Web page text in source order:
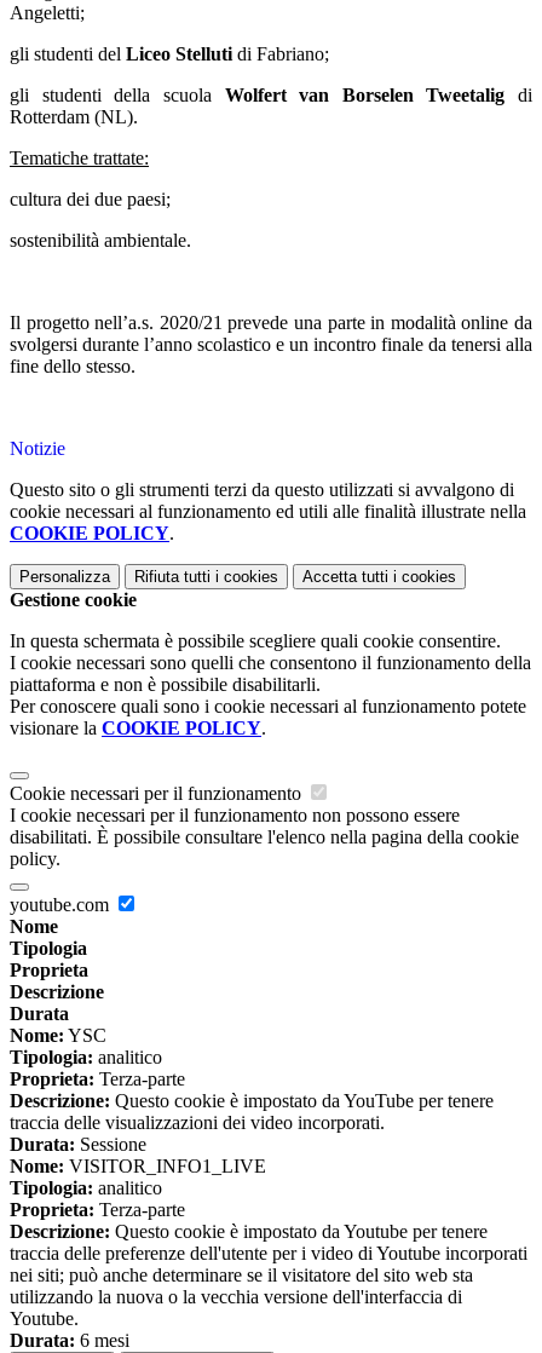
Angeletti;
gli studenti del Liceo Stelluti di Fabriano;
gli studenti della scuola Wolfert van Borselen Tweetalig di
Rotterdam (NL).
Tematiche trattate:
cultura dei due paesi;
sostenibilità ambientale.
Il progetto nell’a.s. 2020/21 prevede una parte in modalità online da
svolgersi durante l’anno scolastico e un incontro finale da tenersi alla
fine dello stesso.
Notizie
Questo sito o gli strumenti terzi da questo utilizzati si avvalgono di
cookie necessari al funzionamento ed utili alle finalità illustrate nella
COOKIE POLICY.
Personalizza Rifiuta tutti i cookies Accetta tutti i cookies
Gestione cookie
In questa schermata è possibile scegliere quali cookie consentire.
I cookie necessari sono quelli che consentono il funzionamento della
piattaforma e non è possibile disabilitarli.
Per conoscere quali sono i cookie necessari al funzionamento potete
visionare la COOKIE POLICY.
Cookie necessari per il funzionamento
I cookie necessari per il funzionamento non possono essere
disabilitati. È possibile consultare l'elenco nella pagina della cookie
policy.
youtube.com
Nome
Tipologia
Proprieta
Descrizione
Durata
Nome: YSC
Tipologia: analitico
Proprieta: Terza-parte
Descrizione: Questo cookie è impostato da YouTube per tenere
traccia delle visualizzazioni dei video incorporati.
Durata: Sessione
Nome: VISITOR_INFO1_LIVE
Tipologia: analitico
Proprieta: Terza-parte
Descrizione: Questo cookie è impostato da Youtube per tenere
traccia delle preferenze dell'utente per i video di Youtube incorporati
nei siti; può anche determinare se il visitatore del sito web sta
utilizzando la nuova o la vecchia versione dell'interfaccia di
Youtube.
Durata: 6 mesi